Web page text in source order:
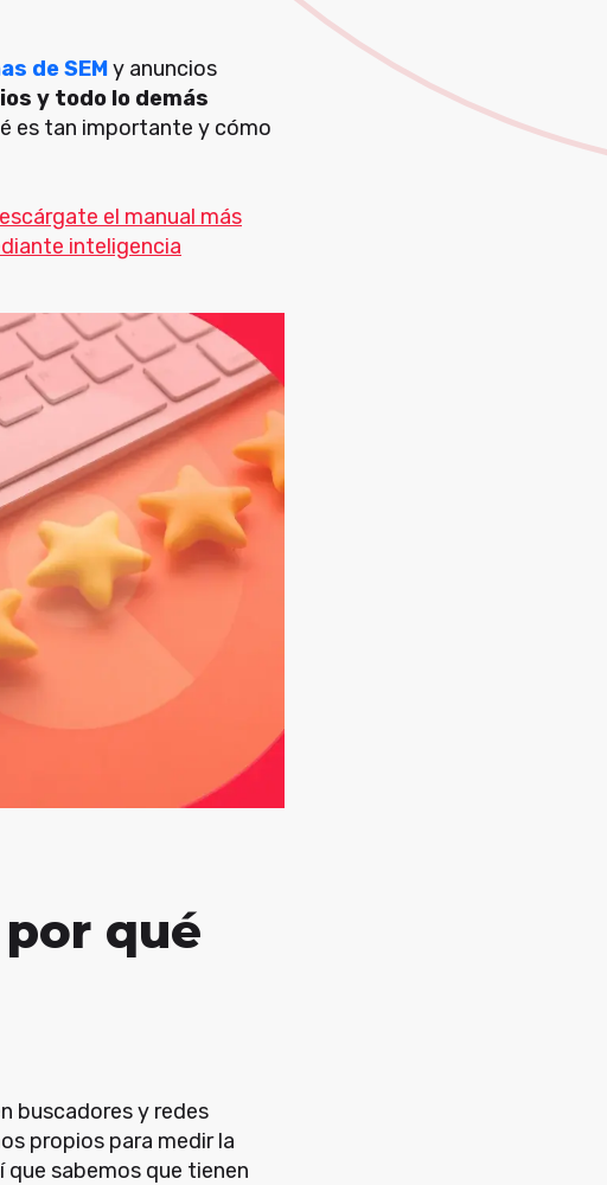
de SEMy anuncios
y todo lo demás
es tan importante y cómo
el manual más
inteligencia
qué
buscadores y redes
propios para medir la
que sabemos que tienen